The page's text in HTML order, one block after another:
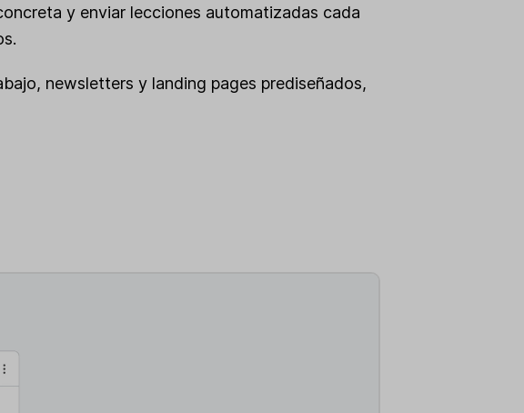
y enviar lecciones automatizadas cada
newsletters y landing pages prediseñados,